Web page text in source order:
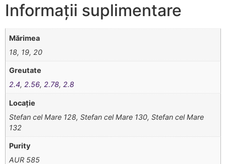
Informații suplimentare
Mărimea
18, 19, 20
Greutate
2.4, 2.56, 2.78, 2.8
Locație
Stefan cel Mare 128, Stefan cel Mare 130, Stefan cel Mare
132
Purity
AUR 585